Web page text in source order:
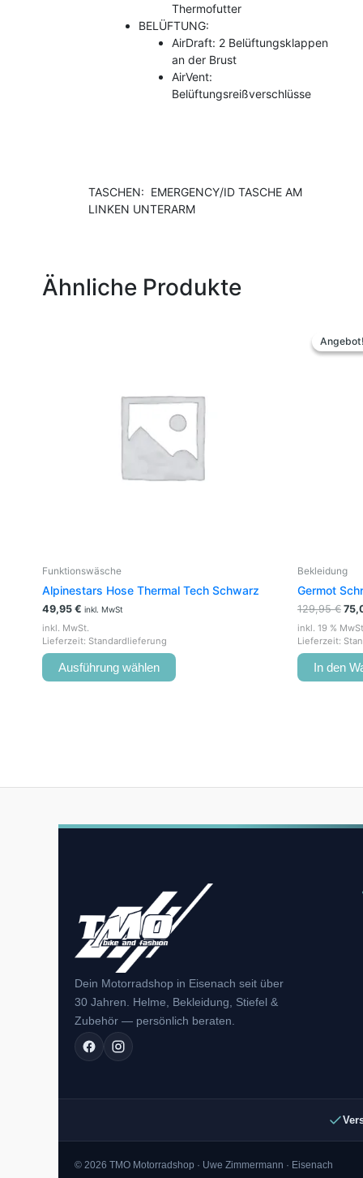
Thermofutter
BELÜFTUNG:
AirDraft: 2 Belüftungsklappen
an der Brust
AirVent:
Belüftungsreißverschlüsse
TASCHEN: EMERGENCY/ID TASCHE AM
LINKEN UNTERARM
Ähnliche Produkte
Funktionswäsche
Alpinestars Hose Thermal Tech Schwarz
49,95 € inkl. MwSt
inkl. MwSt.
Lieferzeit: Standardlieferung
Ausführung wählen
Die
Optionen
können
auf
Bekleidung
Germot
129,95€
inkl. 19 %
Lieferzeit:
In den
Dein Motorradshop in Eisenach seit über
30 Jahren. Helme, Bekleidung, Stiefel &
Zubehör — persönlich beraten.
© 2026 TMO Motorradshop · Uwe Zimmermann · Eisenach